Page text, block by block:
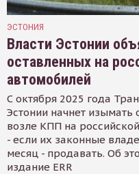
ЭСТОНИЯ
Власти Эстонии
оставленных на
автомобилей
С октября 2025 года
Эстонии начнет
возле КПП на
- если их законные
месяц - продавать. Об
издание ERR